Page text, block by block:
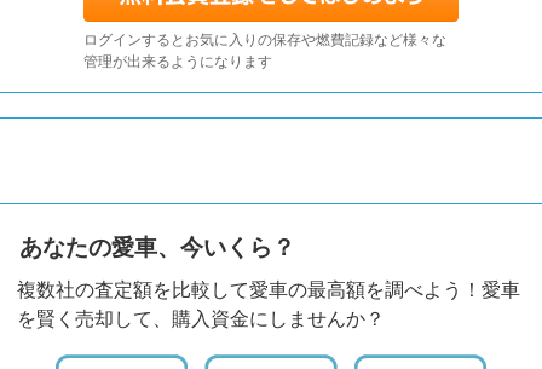
ログインするとお気に入りの保存や燃費記録など様々な
管理が出来るようになります
あなたの愛車、今いくら？
複数社の査定額を比較して愛車の最高額を調べよう！愛車
を賢く売却して、購入資金にしませんか？